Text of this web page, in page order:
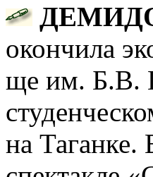
окончила
ще им. Б.В.
на Таганке.